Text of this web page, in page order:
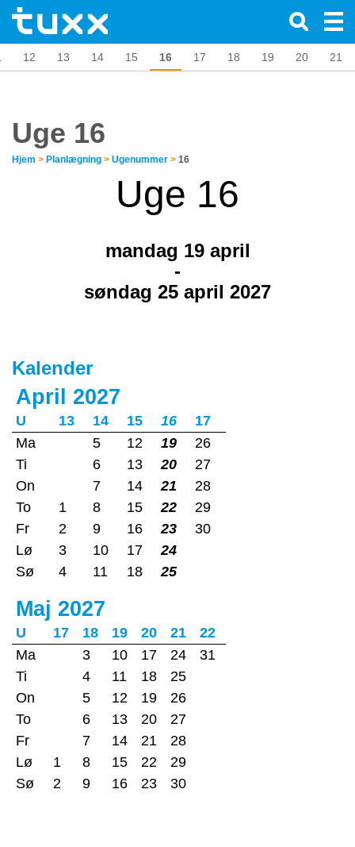
12 13 14 15 16 17 18 19 20 21
Uge 16
Hjem > Planlægning > Ugenummer > 16
Uge 16
mandag 19 april
-
søndag 25 april 2027
Kalender
April 2027
U 13 14 15 16
17
Ma
5 12 19
26
Ti
6 13 20
27
On
7 14 21
28
To
1 8 15 22
29
Fr
2 9 16 23
30
Lø
3 10 17
24
Sø
4 11 18 25
Maj 2027
U 17 18 19 20 21
22
Ma
3 10 17 24
31
Ti
4 11 18
25
On
5 12 19
26
To
6 13 20
27
Fr
7 14 21
28
Lø
1 8 15 22
29
Sø
2 9 16 23 30